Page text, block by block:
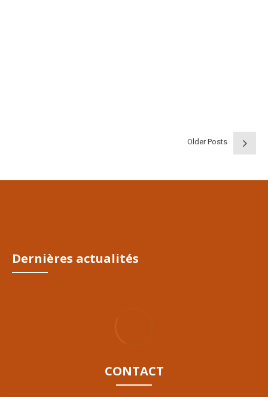
Older Posts
Dernières actualités
CONTACT